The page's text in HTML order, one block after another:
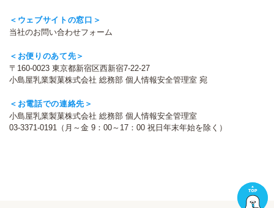
＜ウェブサイトの窓口＞
当社のお問い合わせフォーム
＜お便りのあて先＞
〒160-0023 東京都新宿区西新宿7-22-27
小島屋乳業製菓株式会社 総務部 個人情報安全管理室 宛
＜お電話での連絡先＞
小島屋乳業製菓株式会社 総務部 個人情報安全管理室
03-3371-0191
（月～金 9：00～17：00 祝日年末年始を除く）